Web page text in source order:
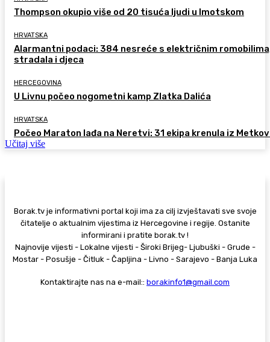
Thompson okupio više od 20 tisuća ljudi u Imotskom
HRVATSKA
Alarmantni podaci: 384 nesreće s električnim
stradala i djeca
HERCEGOVINA
U Livnu počeo nogometni kamp Zlatka Dalića
HRVATSKA
Počeo Maraton lađa na Neretvi: 31 ekipa krenula iz
Učitaj više
Borak.tv je informativni portal koji ima za cilj izvještavati sve svoje
čitatelje o aktualnim vijestima iz Hercegovine i regije. Ostanite
informirani i pratite borak.tv !
Najnovije vijesti - Lokalne vijesti - Široki Brijeg- Ljubuški - Grude -
Mostar - Posušje - Čitluk - Čapljina - Livno - Sarajevo - Banja Luka
Kontaktirajte nas na e-mail:: borakinfo1@gmail.com